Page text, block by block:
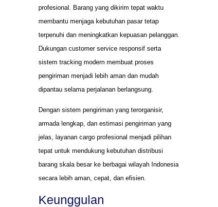
profesional. Barang yang dikirim tepat waktu
membantu menjaga kebutuhan pasar tetap
terpenuhi dan meningkatkan kepuasan pelanggan.
Dukungan customer service responsif serta
sistem tracking modern membuat proses
pengiriman menjadi lebih aman dan mudah
dipantau selama perjalanan berlangsung.
Dengan sistem pengiriman yang terorganisir,
armada lengkap, dan estimasi pengiriman yang
jelas, layanan cargo profesional menjadi pilihan
tepat untuk mendukung kebutuhan distribusi
barang skala besar ke berbagai wilayah Indonesia
secara lebih aman, cepat, dan efisien.
Keunggulan